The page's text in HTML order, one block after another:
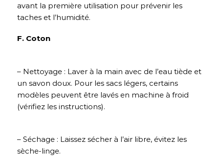
avant la première utilisation pour prévenir les
taches et l’humidité.
F. Coton
– Nettoyage : Laver à la main avec de l’eau tiède et
un savon doux. Pour les sacs légers, certains
modèles peuvent être lavés en machine à froid
(vérifiez les instructions).
– Séchage : Laissez sécher à l’air libre, évitez les
sèche-linge.